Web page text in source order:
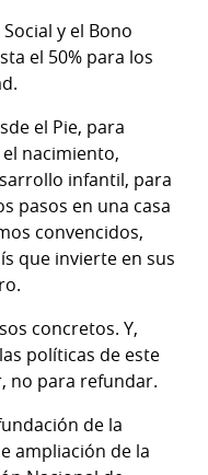
y el Bono
el 50% para los
el Pie, para
nacimiento,
infantil, para
pasos en una casa
convencidos,
que invierte en sus
concretos. Y,
políticas de este
no para refundar.
de la
ampliación de la